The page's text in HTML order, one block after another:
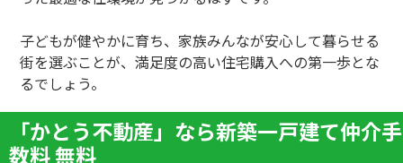
子どもが健やかに育ち、家族みんなが安心して暮らせる
街を選ぶことが、満足度の高い住宅購入への第一歩とな
るでしょう。
「かとう不動産」なら新築一戸建て仲介手
数料 無料